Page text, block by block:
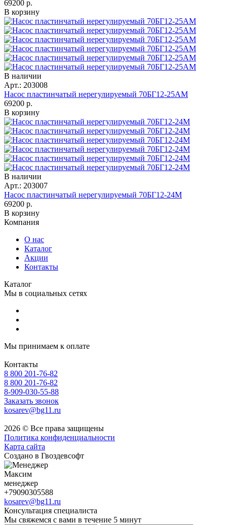
69200 р.
В корзину
В наличии
Арт.: 203008
Насос пластинчатый нерегулируемый 70БГ12-25АМ
69200 р.
В корзину
В наличии
Арт.: 203007
Насос пластинчатый нерегулируемый 70БГ12-24М
69200 р.
В корзину
Компания
О нас
Каталог
Акции
Контакты
Каталог
Мы в социальных сетях
Мы принимаем к оплате
Контакты
8 800 201-76-82
8 800 201-76-82
8-909-030-55-88
Заказать звонок
kosarev@bg11.ru
2026 © Все права защищены
Политика конфиденциальности
Карта сайта
Создано в Гвоздевсофт
Максим
менеджер
+79090305588
kosarev@bg11.ru
Консультация специалиста
Мы свяжемся с вами в течение 5 минут